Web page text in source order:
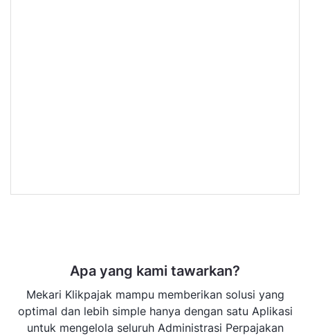
Apa yang kami tawarkan?
Mekari Klikpajak mampu memberikan solusi yang
optimal dan lebih simple hanya dengan satu Aplikasi
untuk mengelola seluruh Administrasi Perpajakan